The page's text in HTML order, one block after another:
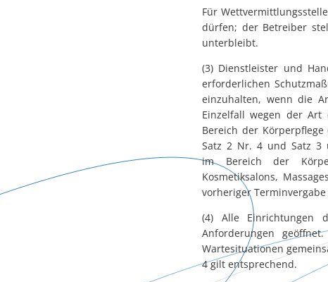
Für
dürfen; der Betreiber
unterbleibt.
(3) Dienstleister und
erforderlichen
einzuhalten, wenn die
Einzelfall wegen der Art
Bereich der
Satz 2 Nr. 4 und Satz 3
im Bereich der
Kosmetiksalons,
vorheriger
(4) Alle Einrichtungen
Anforderungen
Wartesituationen
4 gilt entsprechend.